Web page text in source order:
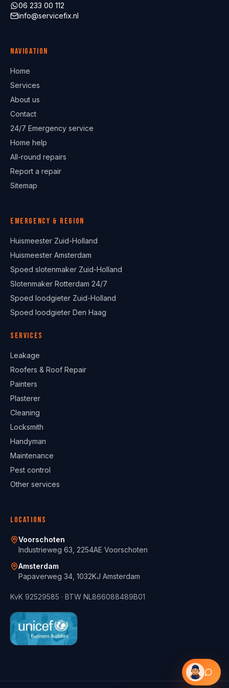
06 233 00 112
info@servicefix.nl
Navigation
Home
Services
About us
Contact
24/7 Emergency service
Home help
All-round repairs
Report a repair
Sitemap
Emergency & region
Huismeester Zuid-Holland
Huismeester Amsterdam
Spoed slotenmaker Zuid-Holland
Slotenmaker Rotterdam 24/7
Spoed loodgieter Zuid-Holland
Spoed loodgieter Den Haag
Services
Leakage
Roofers & Roof Repair
Painters
Plasterer
Cleaning
Locksmith
Handyman
Maintenance
Pest control
Other services
Locations
Voorschoten
Industrieweg 63, 2254AE Voorschoten
Amsterdam
Papaverweg 34, 1032KJ Amsterdam
KvK 92529585 · BTW NL866088489B01